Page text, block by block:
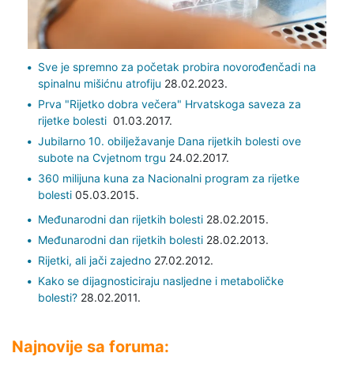
Sve je spremno za početak probira novorođenčadi na
spinalnu mišićnu atrofiju 28.02.2023.
Prva "Rijetko dobra večera" Hrvatskoga saveza za
rijetke bolesti 01.03.2017.
Jubilarno 10. obilježavanje Dana rijetkih bolesti ove
subote na Cvjetnom trgu 24.02.2017.
360 milijuna kuna za Nacionalni program za rijetke
bolesti05.03.2015.
Međunarodni dan rijetkih bolesti28.02.2015.
Međunarodni dan rijetkih bolesti28.02.2013.
Rijetki, ali jači zajedno27.02.2012.
Kako se dijagnosticiraju nasljedne i metaboličke
bolesti?28.02.2011.
Najnovije sa foruma: